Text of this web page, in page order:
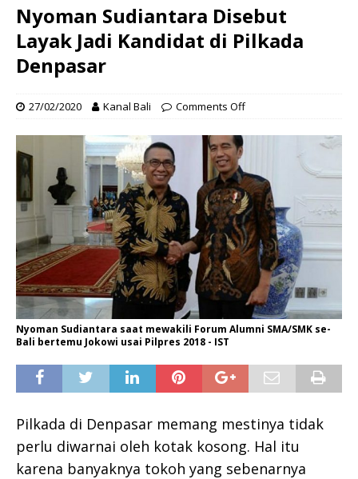
Nyoman Sudiantara Disebut
Layak Jadi Kandidat di Pilkada
Denpasar
27/02/2020 Kanal Bali Comments Off
Nyoman Sudiantara saat mewakili Forum Alumni SMA/SMK se-
Bali bertemu Jokowi usai Pilpres 2018 - IST
Pilkada di Denpasar memang mestinya tidak
perlu diwarnai oleh kotak kosong. Hal itu
karena banyaknya tokoh yang sebenarnya